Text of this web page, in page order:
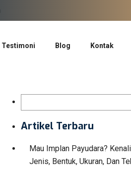
Testimoni Blog Kontak
Artikel Terbaru
Mau Implan Payudara?
Jenis, Bentuk, Ukuran, Dan